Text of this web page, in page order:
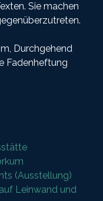
Sie machen
Durchgehend
Fadenheftung
(Ausstellung)
Leinwand und